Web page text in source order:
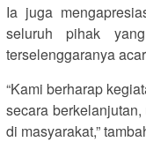
Ia juga
seluruh pihak
terselenggaranya
“Kami berharap
secara
di masyarakat,”